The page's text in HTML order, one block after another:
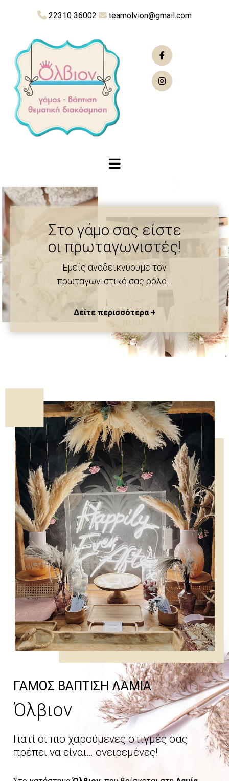
 22310 36002  teamolvion@gmail.com
Στο γάμο σας είστε
οι πρωταγωνιστές!
Εμείς αναδεικνύουμε τον
πρωταγωνιστικό σας ρόλο…
Δείτε περισσότερα +
Θέλετε για το παιδί σας
μια… παραμυθένια βάπτιση;
Είναι εφικτό!
Δείτε περισσότερα +
ΓΑΜΟΣ ΒΑΠΤΙΣΗ ΛΑΜΙΑ
Όλβιον
Γιατί οι πιο χαρούμενες στιγμές σας
πρέπει να είναι… ονειρεμένες!